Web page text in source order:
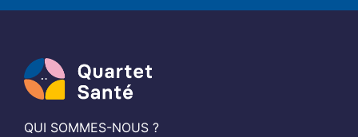
QUI SOMMES-NOUS ?